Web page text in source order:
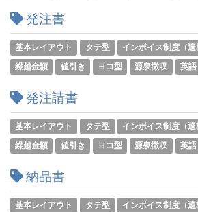
発注書
基本レイアウト タテ型
インボイス制度（
繰越金額
値引き ヨコ型 源泉徴収 英語
発注請書
基本レイアウト タテ型
インボイス制度（
繰越金額
値引き ヨコ型 源泉徴収 英語
納品書
基本レイアウト タテ型
インボイス制度（